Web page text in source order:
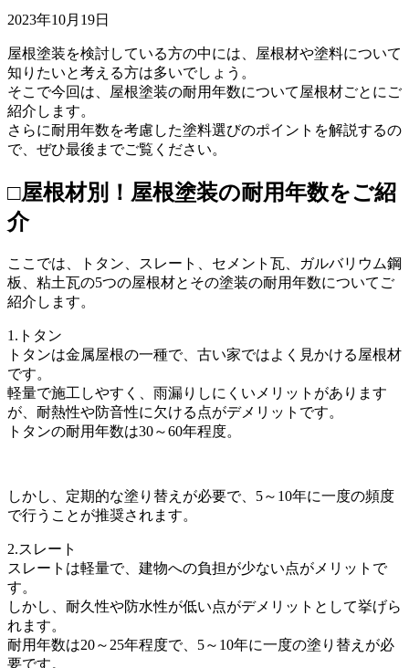
2023年10月19日
屋根塗装を検討している方の中には、屋根材や塗料について
知りたいと考える方は多いでしょう。
そこで今回は、屋根塗装の耐用年数について屋根材ごとにご
紹介します。
さらに耐用年数を考慮した塗料選びのポイントを解説するの
で、ぜひ最後までご覧ください。
□屋根材別！屋根塗装の耐用年数をご紹
介
ここでは、トタン、スレート、セメント瓦、ガルバリウム鋼
板、粘土瓦の5つの屋根材とその塗装の耐用年数についてご
紹介します。
1.トタン
トタンは金属屋根の一種で、古い家ではよく見かける屋根材
です。
軽量で施工しやすく、雨漏りしにくいメリットがあります
が、耐熱性や防音性に欠ける点がデメリットです。
トタンの耐用年数は30～60年程度。
しかし、定期的な塗り替えが必要で、5～10年に一度の頻度
で行うことが推奨されます。
2.スレート
スレートは軽量で、建物への負担が少ない点がメリットで
す。
しかし、耐久性や防水性が低い点がデメリットとして挙げら
れます。
耐用年数は20～25年程度で、5～10年に一度の塗り替えが必
要です。